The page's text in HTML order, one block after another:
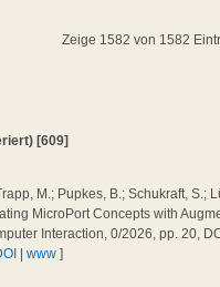
Zeige 1582 von 1582
[609]
M.; Pupkes, B.; Schukraft, S.;
MicroPort Concepts with
Interaction, 0/2026, pp. 20,
|www ]